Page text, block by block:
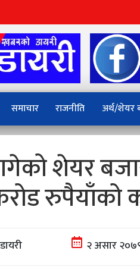
समाचार राजनीति अर्थ/शेयर
शेयर
रुपैयाँको
२ असार